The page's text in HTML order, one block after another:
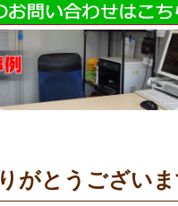
がとうござい